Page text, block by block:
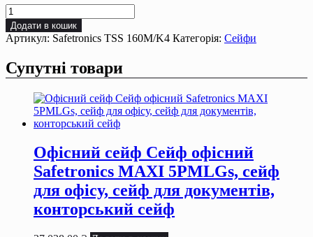
Збройовий
сейф
Сейф
для
зброї
Safetronics
160M/K4
рушниці,
мисливський
кількість
Додати в кошик
Артикул: Safetronics TSS 160M/K4 Категорія: Сейфи
Супутні товари
Офісний сейф Сейф офiсний
Safetronics MAXI 5РMLGs, сейф
для офiсу, сейф для документiв,
конторський сейф